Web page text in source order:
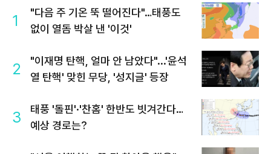
1
"다음 주 기온 뚝 떨어진다"…태풍도
없이 열돔 박살 낸 '이것'
2
"이재명 탄핵, 얼마 안 남았다"...'윤석
열 탄핵' 맞힌 무당, '성지글' 등장
3
태풍 '돌핀'·'찬홈' 한반도 빗겨간다…
예상 경로는?